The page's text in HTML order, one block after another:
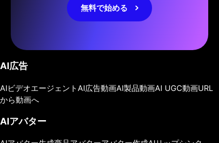
無料で始める
AI広告
AIビデオエージェント AI広告動画AI製品動画AI UGC動画URL
から動画へ
AIアバター